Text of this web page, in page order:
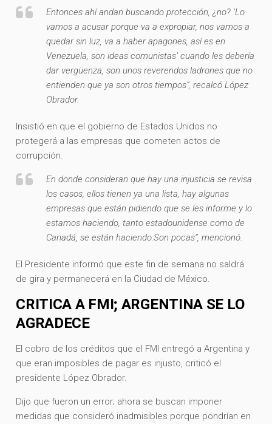
Entonces ahí andan buscando protección, ¿no? ‘Lo
vamos a acusar porque va a expropiar, nos vamos a
quedar sin luz, va a haber apagones, así es en
Venezuela, son ideas comunistas’ cuando les debería
dar vergüenza, son unos reverendos ladrones que no
entienden que ya son otros tiempos”, recalcó López
Obrador.
Insistió en que el gobierno de Estados Unidos no
protegerá a las empresas que cometen actos de
corrupción.
En donde consideran que hay una injusticia se revisa
los casos, ellos tienen ya una lista, hay algunas
empresas que están pidiendo que se les informe y lo
estamos haciendo, tanto estadounidense como de
Canadá, se están haciendo.Son pocas”, mencionó.
El Presidente informó que este fin de semana no saldrá
de gira y permanecerá en la Ciudad de México.
CRITICA A FMI; ARGENTINA SE LO
AGRADECE
El cobro de los créditos que el FMI entregó a Argentina y
que eran imposibles de pagar es injusto, criticó el
presidente López Obrador.
Dijo que fueron un error; ahora se buscan imponer
medidas que consideró inadmisibles porque pondrían en